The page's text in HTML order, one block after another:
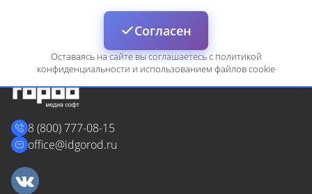
8 (800) 777-08-15
office@idgorod.ru
Оставаясь на сайте вы соглашаетесь с политикой
конфиденциальности и использованием файлов cookie
Согласен